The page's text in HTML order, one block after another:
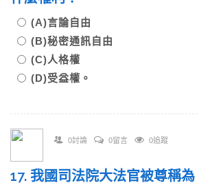
(A)言論自由
(B)秘密通訊自由
(C)人格權
(D)受益權。
0討論 0留言 0追蹤
17. 我國司法院大法官被尊稱為